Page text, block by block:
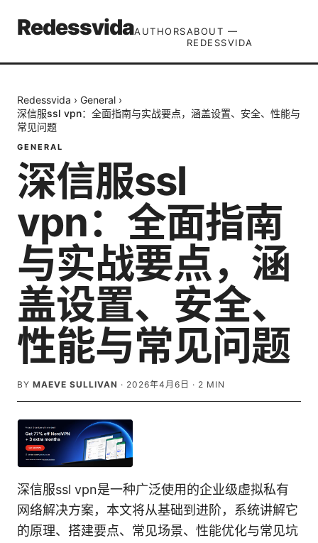
RedessvidaAUTHORSABOUT —
REDESSVIDA
Redessvida › General ›
深信服ssl vpn：全面指南与实战要点，涵盖设置、安全、性能与
常见问题
GENERAL
深信服ssl
vpn：全面指南
与实战要点，涵
盖设置、安全、
性能与常见问题
BY MAEVE SULLIVAN · 2026年4月6日 · 2 MIN
深信服ssl vpn是一种广泛使用的企业级虚拟私有
网络解决方案，本文将从基础到进阶，系统讲解它
的原理、搭建要点、常见场景、性能优化与常见坑